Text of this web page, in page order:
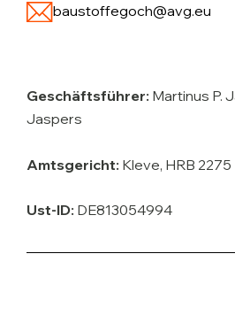
baustoffegoch@avg.eu
Geschäftsführer: Martinus P.
Jaspers
Amtsgericht: Kleve, HRB 2275
Ust-ID: DE813054994